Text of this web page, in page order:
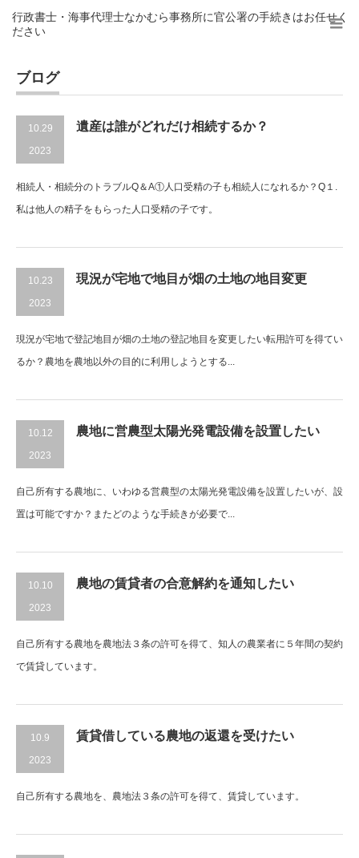
行政書士・海事代理士なかむら事務所に官公署の手続きはお任せく
ださい
ブログ
10.29
2023
遺産は誰がどれだけ相続するか？
相続人・相続分のトラブルQ＆A①人口受精の子も相続人になれるか？Q１.
私は他人の精子をもらった人口受精の子です。
10.23
2023
現況が宅地で地目が畑の土地の地目変更
現況が宅地で登記地目が畑の土地の登記地目を変更したい転用許可を得てい
るか？農地を農地以外の目的に利用しようとする...
10.12
2023
農地に営農型太陽光発電設備を設置したい
自己所有する農地に、いわゆる営農型の太陽光発電設備を設置したいが、設
置は可能ですか？またどのような手続きが必要で...
10.10
2023
農地の賃貸者の合意解約を通知したい
自己所有する農地を農地法３条の許可を得て、知人の農業者に５年間の契約
で賃貸しています。
10.9
2023
賃貸借している農地の返還を受けたい
自己所有する農地を、農地法３条の許可を得て、賃貸しています。